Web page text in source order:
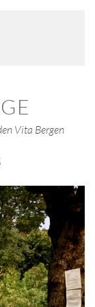
Vita Bergen